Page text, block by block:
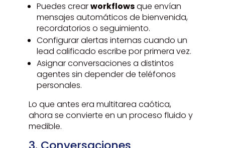
Puedes crearworkflowsque envían
mensajes automáticos de bienvenida,
recordatorios o seguimiento.
Configurar alertas internas cuando un
lead calificado escribe por primera vez.
Asignar conversaciones a distintos
agentes sin depender de teléfonos
personales.
Lo que antes era multitarea caótica,
ahora se convierte en un proceso fluido y
medible.